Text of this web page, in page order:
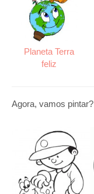
Planeta Terra
feliz
Agora, vamos pintar?